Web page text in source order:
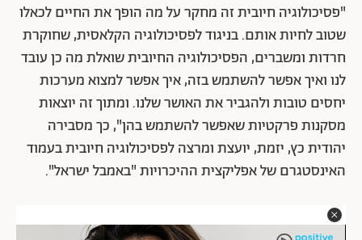
"פסיכולוגיה חיובית זה מחקר על מה הופך את החיים לכאלו
שטוב לחיות אותם. בניגוד לפסיכולוגיה הקלאסית, שחוקרת
חרדות ומשברים, הפסיכולוגיה החיובית שואלת מה כן עובד
לנו ואיך אפשר להשתמש בזה, איך אפשר למצוא מערכות
יחסים טובות ולהגביר את האושר שלנו. ומתוך זה יוצאות
מסקנות פרקטיות שאפשר להשתמש בהן", כך מסבירה
יהודית כץ, יזמת, יועצת ומרצה לפסיכולוגיה חיובית בעמוד
האינסטגרם של אפליקצית ההיכרויות "באמבל ישראל".